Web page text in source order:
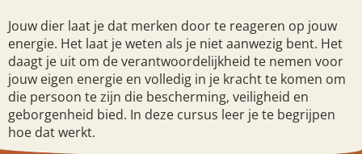
Jouw dier laat je dat merken door te reageren op jouw
energie. Het laat je weten als je niet aanwezig bent. Het
daagt je uit om de verantwoordelijkheid te nemen voor
jouw eigen energie en volledig in je kracht te komen om
die persoon te zijn die bescherming, veiligheid en
geborgenheid bied. In deze cursus leer je te begrijpen
hoe dat werkt.